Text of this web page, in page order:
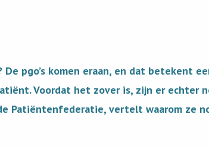
De pgo’s komen eraan, en dat betekent
Voordat het zover is, zijn er echter
Patiëntenfederatie, vertelt waarom ze